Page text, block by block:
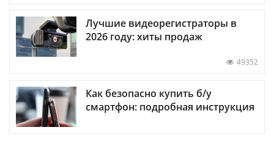
Лучшие видеорегистраторы в
2026 году: хиты продаж
49352
Как безопасно купить б/у
смартфон: подробная инструкция